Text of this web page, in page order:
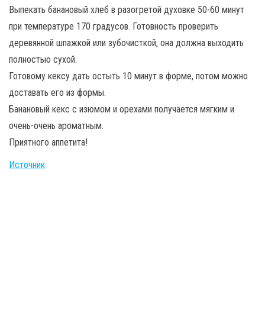
Выпекать банановый хлеб в разогретой духовке 50-60 минут
при температуре 170 градусов. Готовность проверить
деревянной шпажкой или зубочисткой, она должна выходить
полностью сухой.
Готовому кексу дать остыть 10 минут в форме, потом можно
доставать его из формы.
Банановый кекс с изюмом и орехами получается мягким и
очень-очень ароматным.
Приятного аппетита!
Источник